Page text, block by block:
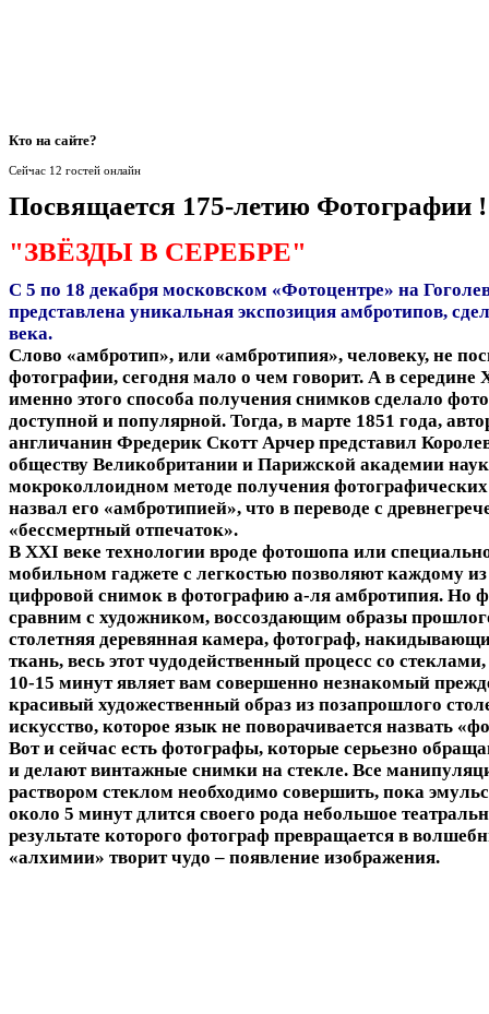
Кто на сайте?
Сейчас 12 гостей онлайн
Посвящается 175-летию Фотографии !
"ЗВЁЗДЫ В СЕРЕБРЕ"
С 5 по 18 декабря московском «Фотоцентре» на
представлена уникальная экспозиция амбротипов,
века.
Слово «амбротип», или «амбротипия», человеку, не
фотографии, сегодня мало о чем говорит. А в середине
именно этого способа получения снимков сделало
доступной и популярной. Тогда, в марте 1851 года,
англичанин Фредерик Скотт Арчер представил
обществу Великобритании и Парижской академии
мокроколлоидном методе получения
назвал его «амбротипией», что в переводе с
«бессмертный отпечаток».
В XXI веке технологии вроде фотошопа или
мобильном гаджете с легкостью позволяют каждому
цифровой снимок в фотографию а-ля амбротипия. Но
сравним с художником, воссоздающим образы
столетняя деревянная камера, фотограф,
ткань, весь этот чудодейственный процесс со
10-15 минут являет вам совершенно незнакомый
красивый художественный образ из позапрошлого
искусство, которое язык не поворачивается назвать
Вот и сейчас есть фотографы, которые серьезно
и делают винтажные снимки на стекле. Все
раствором стеклом необходимо совершить, пока
около 5 минут длится своего рода небольшое
результате которого фотограф превращается в
«алхимии» творит чудо – появление изображения.